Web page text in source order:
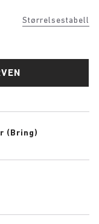
Størrelsestabell
(Bring)